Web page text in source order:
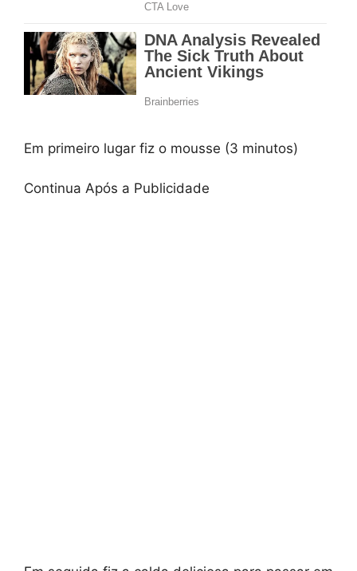
Em primeiro lugar fiz o mousse (3 minutos)
Continua Após a Publicidade